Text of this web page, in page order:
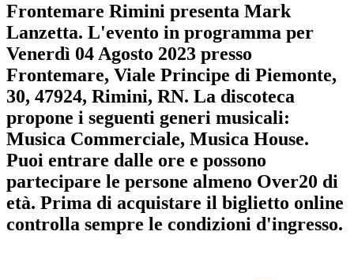
Frontemare Rimini presenta Mark
Lanzetta. L'evento in programma per
Venerdì 04 Agosto 2023 presso
Frontemare, Viale Principe di Piemonte,
30, 47924, Rimini, RN. La discoteca
propone i seguenti generi musicali:
Musica Commerciale, Musica House.
Puoi entrare dalle ore e possono
partecipare le persone almeno Over20 di
età. Prima di acquistare il biglietto online
controlla sempre le condizioni d'ingresso.